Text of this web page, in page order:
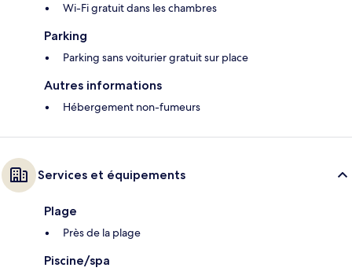
Wi-Fi gratuit dans les chambres
Parking
Parking sans voiturier gratuit sur place
Autres informations
Hébergement non-fumeurs
Services et équipements
Plage
Près de la plage
Piscine/spa